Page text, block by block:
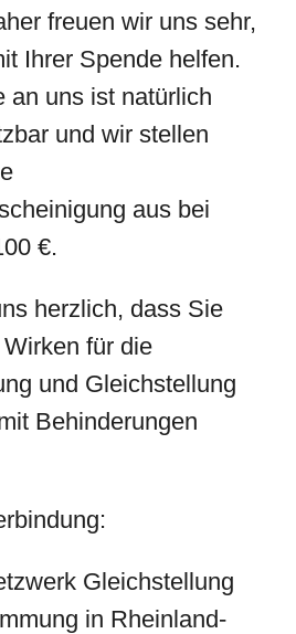
freuen wir uns sehr,
Ihrer Spende helfen.
an uns ist natürlich
und wir stellen
aus bei
€.
herzlich, dass Sie
für die
und Gleichstellung
Behinderungen
Gleichstellung
in Rheinland-